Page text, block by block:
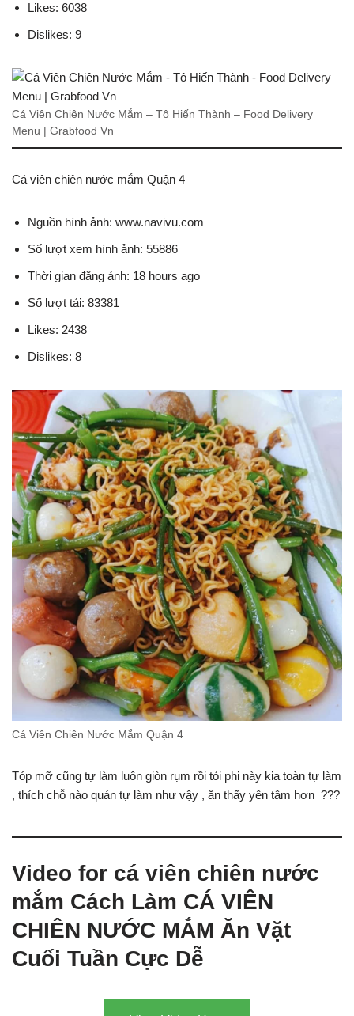
Likes: 6038
Dislikes: 9
Cá Viên Chiên Nước Mắm – Tô Hiến Thành – Food Delivery
Menu | Grabfood Vn
Cá viên chiên nước mắm Quận 4
Nguồn hình ảnh: www.navivu.com
Số lượt xem hình ảnh: 55886
Thời gian đăng ảnh: 18 hours ago
Số lượt tải: 83381
Likes: 2438
Dislikes: 8
Cá Viên Chiên Nước Mắm Quận 4
Tóp mỡ cũng tự làm luôn giòn rụm rồi tỏi phi này kia toàn tự làm
, thích chỗ nào quán tự làm như vậy , ăn thấy yên tâm hơn ???
Video for cá viên chiên nước
mắm Cách Làm CÁ VIÊN
CHIÊN NƯỚC MẮM Ăn Vặt
Cuối Tuần Cực Dễ